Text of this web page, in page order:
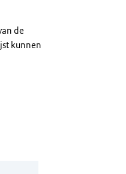
de
kunnen